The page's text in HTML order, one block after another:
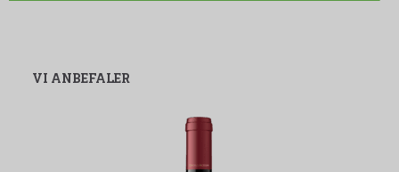
VI ANBEFALER